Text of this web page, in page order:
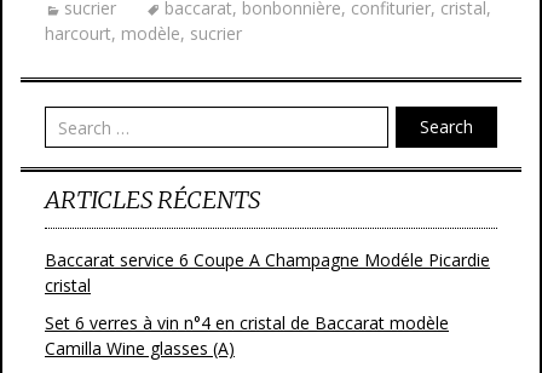
b
o
o
k
er l g
er
sucrier baccarat, bonbonnière, confiturier, cristal,
harcourt, modèle, sucrier
Search
ARTICLES RÉCENTS
Baccarat service 6 Coupe A Champagne Modéle Picardie
cristal
Set 6 verres à vin n°4 en cristal de Baccarat modèle
Camilla Wine glasses (A)